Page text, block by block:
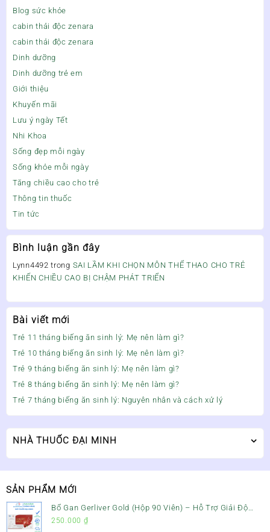
Blog sức khỏe
cabin thải độc zenara
cabin thải độc zenara
Dinh dưỡng
Dinh dưỡng trẻ em
Giới thiệu
Khuyến mãi
Lưu ý ngày Tết
Nhi Khoa
Sống đẹp mỗi ngày
Sống khỏe mỗi ngày
Tăng chiều cao cho trẻ
Thông tin thuốc
Tin tức
Bình luận gần đây
Lynn4492 trong SAI LẦM KHI CHỌN MÔN THỂ THAO CHO TRẺ
KHIẾN CHIỀU CAO BỊ CHẬM PHÁT TRIỂN
Bài viết mới
Trẻ 11 tháng biếng ăn sinh lý: Mẹ nên làm gì?
Trẻ 10 tháng biếng ăn sinh lý: Mẹ nên làm gì?
Trẻ 9 tháng biếng ăn sinh lý: Mẹ nên làm gì?
Trẻ 8 tháng biếng ăn sinh lý: Mẹ nên làm gì?
Trẻ 7 tháng biếng ăn sinh lý: Nguyên nhân và cách xử lý
NHÀ THUỐC ĐẠI MINH
SẢN PHẨM MỚI
Bổ Gan Gerliver Gold (Hộp 90 Viên) – Hỗ Trợ Giải Độc
Gan, Mát Gan & Bảo Vệ Gan
250.000 ₫